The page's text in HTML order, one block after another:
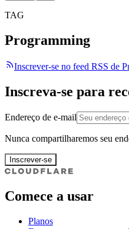
TAG
Programming
Inscrever-se no feed RSS de
Inscreva-se para
Endereço de e-mail
Nunca compartilharemos seu
Inscrever-se
Comece a usar
Planos